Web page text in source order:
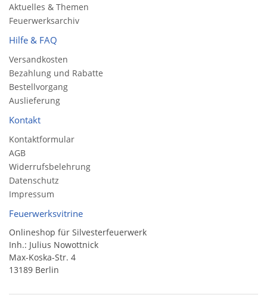
Aktuelles & Themen
Feuerwerksarchiv
Hilfe & FAQ
Versandkosten
Bezahlung und Rabatte
Bestellvorgang
Auslieferung
Kontakt
Kontaktformular
AGB
Widerrufsbelehrung
Datenschutz
Impressum
Feuerwerksvitrine
Onlineshop für Silvesterfeuerwerk
Inh.: Julius Nowottnick
Max-Koska-Str. 4
13189 Berlin